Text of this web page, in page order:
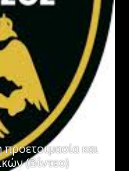
και
(Βίντεο)